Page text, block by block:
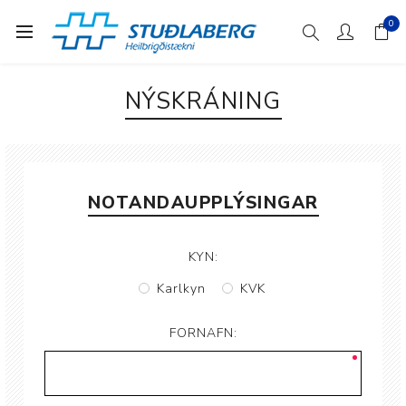
0
NÝSKRÁNING
NOTANDAUPPLÝSINGAR
KYN:
Karlkyn
KVK
FORNAFN: